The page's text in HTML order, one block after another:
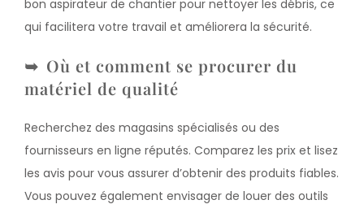
bon aspirateur de chantier pour nettoyer les débris, ce
qui facilitera votre travail et améliorera la sécurité.
Où et comment se procurer du
matériel de qualité
Recherchez des magasins spécialisés ou des
fournisseurs en ligne réputés. Comparez les prix et lisez
les avis pour vous assurer d’obtenir des produits fiables.
Vous pouvez également envisager de louer des outils